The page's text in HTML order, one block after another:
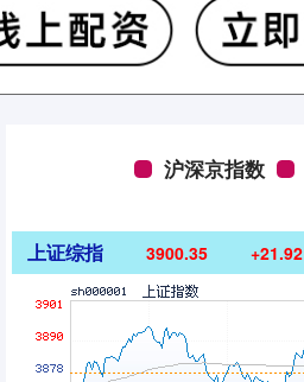
沪深京指数
上证综指 3900.35 +21.92